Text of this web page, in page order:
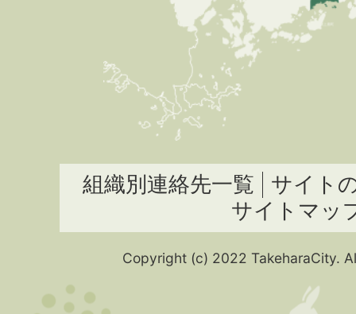
組織別連絡先一覧
サイト
サイトマッ
Copyright (c) 2022 TakeharaCity.